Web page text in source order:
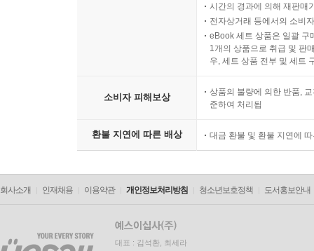
시간의 경과에 의해 재판매
전자상거래 등에서의 소비
eBook 세트 상품은 일괄 구
1개의 상품으로 취급 및 판
우, 세트 상품 전부 및 세트
소비자 피해보상
상품의 불량에 의한 반품,
준하여 처리됨
환불 지연에 따른 배상 대금 환불 및 환불 지연에
회사소개 인재채용 이용약관 개인정보처리방침 청소년보호정책 도서홍보안내
대표 : 김석환, 최세라